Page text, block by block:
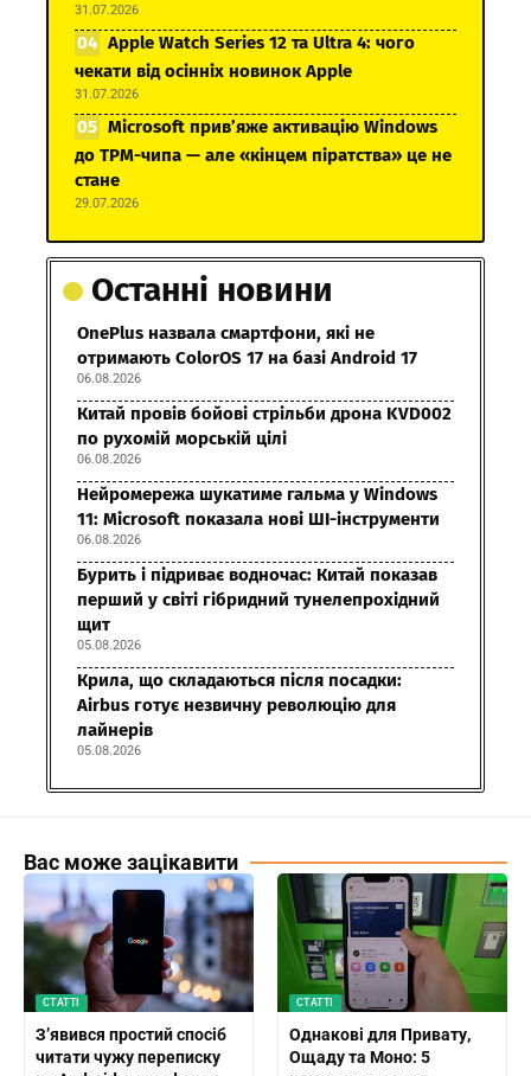
31.07.2026
Apple Watch Series 12 та Ultra 4: чого
чекати від осінніх новинок Apple
31.07.2026
Microsoft прив’яже активацію Windows
до TPM-чипа — але «кінцем піратства» це не
стане
29.07.2026
Останні новини
OnePlus назвала смартфони, які не
отримають ColorOS 17 на базі Android 17
06.08.2026
Китай провів бойові стрільби дрона KVD002
по рухомій морській цілі
06.08.2026
Нейромережа шукатиме гальма у Windows
11: Microsoft показала нові ШІ-інструменти
06.08.2026
Бурить і підриває водночас: Китай показав
перший у світі гібридний тунелепрохідний
щит
05.08.2026
Крила, що складаються після посадки:
Airbus готує незвичну революцію для
лайнерів
05.08.2026
Вас може зацікавити
СТАТТІ
З’явився простий спосіб
читати чужу переписку
СТАТТІ
Однакові для Привату,
Ощаду та Моно: 5